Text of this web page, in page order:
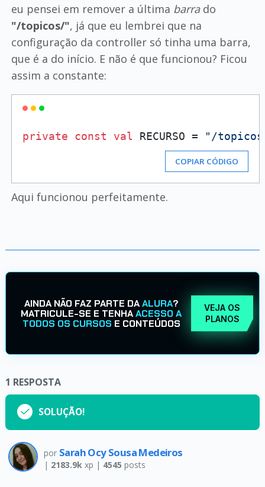
eu pensei em remover a última barrado
"/topicos/", já que eu lembrei que na
configuração da controller só tinha uma barra,
que é a do início. E não é que funcionou? Ficou
assim a constante:
private const val RECURSO = "/
COPIAR CÓDIGO
Aqui funcionou perfeitamente.
AINDA NÃO FAZ PARTE DAALURA?
MATRICULE-SE E TENHAACESSO A
TODOS OS CURSOS E CONTEÚDOS
VEJA OS
PLANOS
1 RESPOSTA
SOLUÇÃO!
por Sarah Ocy Sousa Medeiros
| 2183.9kxp | 4545 posts